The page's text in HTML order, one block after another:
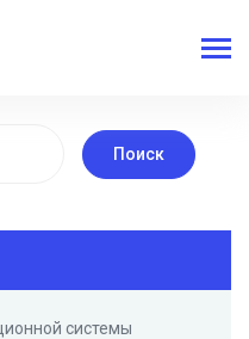
Поиск
системы